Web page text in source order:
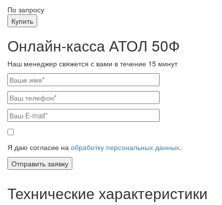
По запросу
Купить
Онлайн-касса АТОЛ 50Ф
Наш менеджер свяжется с вами в течение 15 минут
Я даю согласие на обработку персональных данных.
Технические характеристики